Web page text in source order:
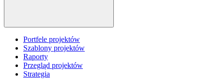
Portfele projektów
Szablony projektów
Raporty
Przegląd projektów
Strategia